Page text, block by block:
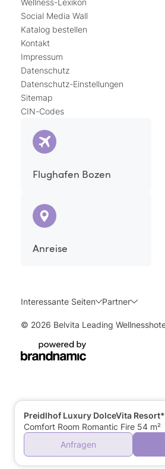
Preidlhof Luxury DolceVita
Comfort Room Romantic Fire 54 m²
Anfragen
Social Media Wall
Katalog bestellen
Kontakt
Impressum
Datenschutz
Datenschutz-Einstellungen
Sitemap
CIN-Codes
Flughafen Bozen
Anreise
Interessante Seiten Partner
© 2026 Belvita Leading